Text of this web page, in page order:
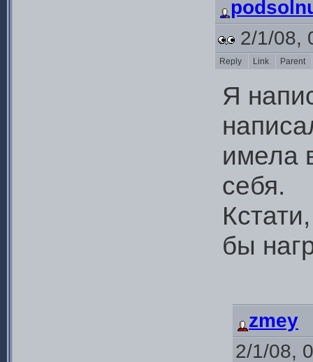
2/1/08,
Reply Link Parent
Я
имела
себя.
бы
zmey
2/1/08,